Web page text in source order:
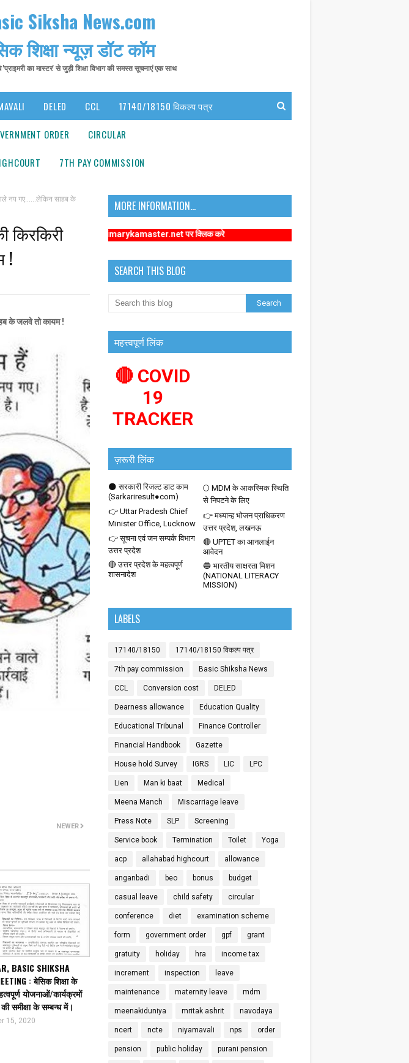
Siksha News.com
शिक्षा न्यूज़ डॉट कॉम
का मास्टर' से जुड़ी शिक्षा विभाग की समस्त सूचनाएं एक साथ
DELED CCL 17140/18150 विकल्प पत्र
ORDER CIRCULAR
7TH PAY COMMISSION
नप गए......लेकिन साहब के
किरकिरी
!
के जलवे तो कायम !
NEWER
BASIC SHIKSHA
: बेसिक शिक्षा के
योजनाओं/कार्यक्रमों
समीक्षा के सम्बन्ध में।
15, 2020
MORE INFORMATION...
https://www.primarykamaster.net पर क्लिक करे
SEARCH THIS BLOG
महत्त्वपूर्ण लिंक
🔴 COVID
19
TRACKER
ज़रूरी लिंक
🌑 सरकारी रिजल्ट डाट काम
(Sarkariresult●com)
🌕 MDM के आकस्मिक स्थिति
से निपटने के लिए
👉 Uttar Pradesh Chief
Minister Office, Lucknow
👉 मध्यान्ह भोजन प्राधिकरण
उत्तर प्रदेश, लखनऊ
👉 सूचना एवं जन सम्पर्क विभाग
उत्तर प्रदेश
🔴 UPTET का आनलाईन
आवेदन
🔴 उत्तर प्रदेश के महत्वपूर्ण
शासनादेश
🔵 भारतीय साक्षरता मिशन
(NATIONAL LITERACY
MISSION)
LABELS
17140/18150 17140/18150 विकल्प पत्र
7th pay commission Basic Shiksha News
CCL Conversion cost DELED
Dearness allowance Education Quality
Educational Tribunal Finance Controller
Financial Handbook Gazette
House hold Survey IGRS LIC LPC
Lien Man ki baat Medical
Meena Manch Miscarriage leave
Press Note SLP Screening
Service book Termination Toilet Yoga
acp allahabad highcourt allowance
anganbadi beo bonus budget
casual leave child safety circular
conference diet examination scheme
form government order gpf grant
gratuity holiday hra income tax
increment inspection leave
maintenance maternity leave mdm
meenakiduniya mritak ashrit navodaya
ncert ncte niyamavali nps order
pension public holiday purani pension